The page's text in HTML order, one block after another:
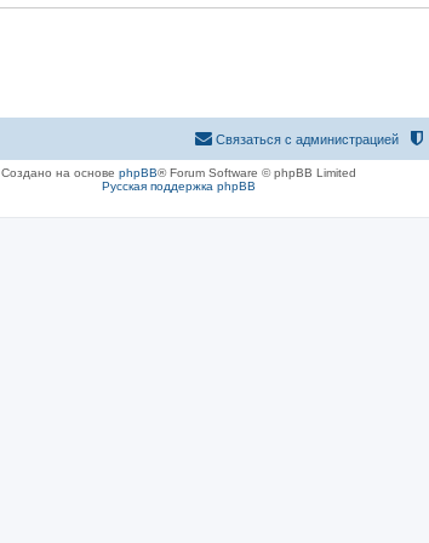
Связаться с администрацией
Создано на основе phpBB® Forum Software © phpBB Limited
Русская поддержка phpBB